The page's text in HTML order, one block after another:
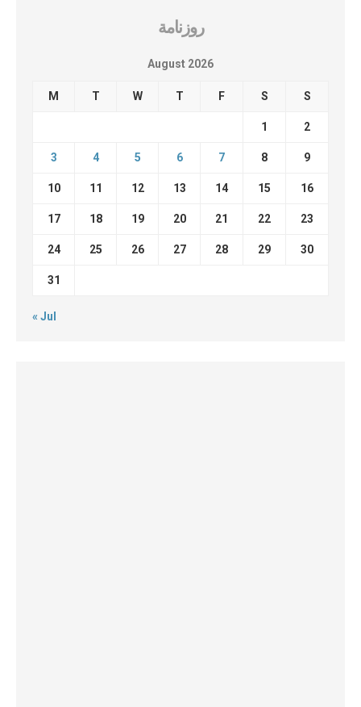
روزنامة
August 2026
M T W T F S S
1 2
3 4 5 6 7 8 9
10 11 12 13 14 15 16
17 18 19 20 21 22 23
24 25 26 27 28 29 30
31
« Jul